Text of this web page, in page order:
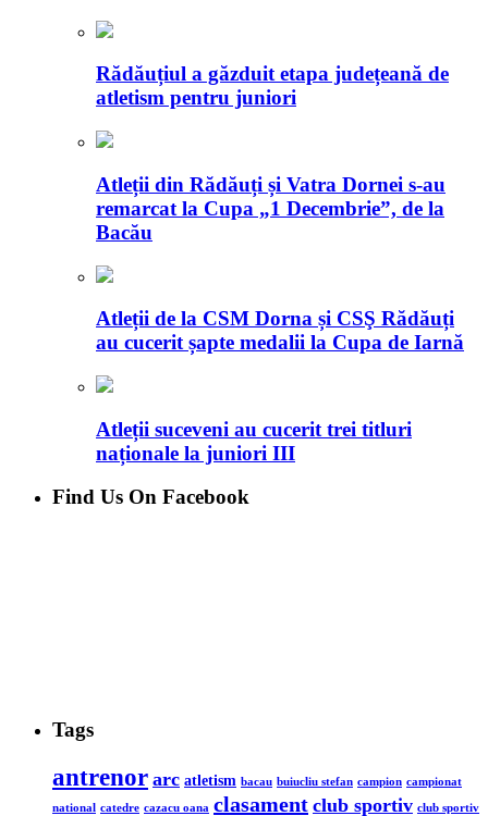
Rădăuțiul a găzduit etapa județeană de
atletism pentru juniori
Atleții din Rădăuți și Vatra Dornei s-au
remarcat la Cupa „1 Decembrie”, de la
Bacău
Atleții de la CSM Dorna și CSŞ Rădăuți
au cucerit șapte medalii la Cupa de Iarnă
Atleții suceveni au cucerit trei titluri
naționale la juniori III
Find Us On Facebook
Tags
antrenor arc atletism bacau buiucliu stefan campion campionat
national catedre cazacu oana clasament club sportiv club sportiv